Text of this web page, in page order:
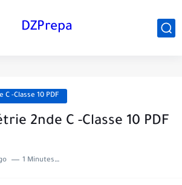
DZPrepa
-Classe 10 PDF
2nde C -Classe 10 PDF
1 Minutes to read